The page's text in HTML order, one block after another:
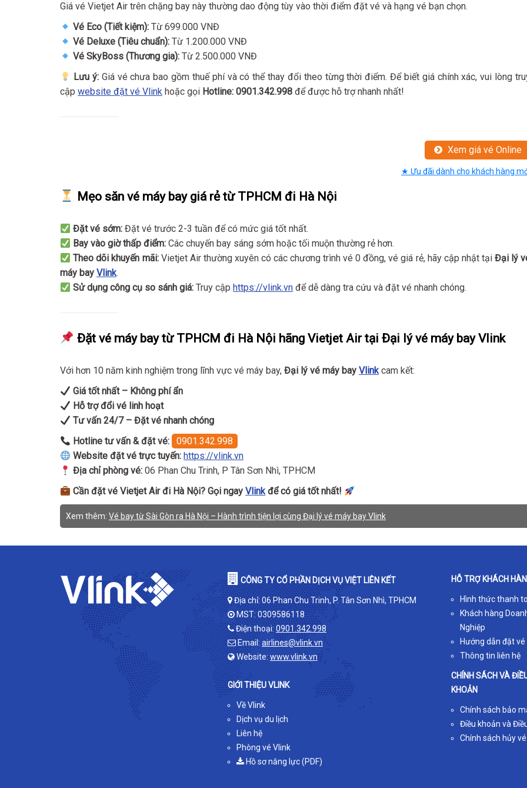
Giá vé Vietjet Air trên chặng bay này thường dao động tùy vào thời điểm đặt vé và hạng vé bạn chọn.
Vé Eco (Tiết kiệm): Từ 699.000 VNĐ
Vé Deluxe (Tiêu chuẩn): Từ 1.200.000 VNĐ
Vé SkyBoss (Thương gia): Từ 2.500.000 VNĐ
Lưu ý:Giá vé chưa bao gồm thuế phí và có thể thay đổi theo từng thời điểm. Để biết giá chính xác, vui lòng
cập website đặt vé Vlink hoặc gọi Hotline: 0901.342.998 để được hỗ trợ nhanh nhất!
Xem giá vé Online
★ Ưu đãi dành cho khách hàng
Mẹo săn vé máy bay giá rẻ từ TPHCM đi Hà Nội
Đặt vé sớm: Đặt vé trước 2-3 tuần để có mức giá tốt nhất.
Bay vào giờ thấp điểm: Các chuyến bay sáng sớm hoặc tối muộn thường rẻ hơn.
Theo dõi khuyến mãi:Vietjet Air thường xuyên có các chương trình vé 0 đồng, vé giá rẻ, hãy cập nhật tại Đại lý
máy bay Vlink.
Sử dụng công cụ so sánh giá: Truy cậphttps://vlink.vn để dễ dàng tra cứu và đặt vé nhanh chóng.
Đặt vé máy bay từ TPHCM đi Hà Nội hãng Vietjet Air tại Đại lý vé máy bay Vlink
Với hơn 10 năm kinh nghiệm trong lĩnh vực vé máy bay, Đại lý vé máy bay Vlinkcam kết:
Giá tốt nhất – Không phí ẩn
Hỗ trợ đổi vé linh hoạt
Tư vấn 24/7 – Đặt vé nhanh chóng
Hotline tư vấn & đặt vé:
0901.342.998
Website đặt vé trực tuyến: https://vlink.vn
Địa chỉ phòng vé: 06 Phan Chu Trinh, P Tân Sơn Nhì, TPHCM
Cần đặt vé Vietjet Air đi Hà Nội? Gọi ngayVlinkđể có giá tốt nhất!
Xem thêm: Vé bay từ Sài Gòn ra Hà Nội – Hành trình tiện lợi cùng Đại lý vé máy bay Vlink
CÔNG TY CỔ PHẦN DỊCH VỤ VIỆT LIÊN KẾT
Địa chỉ: 06 Phan Chu Trinh, P. Tân Sơn Nhì, TPHCM
MST: 0309586118
Điện thoại: 0901.342.998
Email: airlines@vlink.vn
Website: www.vlink.vn
GIỚI THIỆU VLINK
Về Vlink
Dịch vụ du lịch
Liên hệ
Phòng vé Vlink
Hồ sơ năng lực (PDF)
HỖ TRỢ KHÁCH
Hình thức thanh
Khách hàng
Nghiệp
Hướng dẫn đặt vé
Thông tin liên hệ
CHÍNH SÁCH VÀ
KHOẢN
Chính sách bảo
Điều khoản và
Chính sách hủy vé